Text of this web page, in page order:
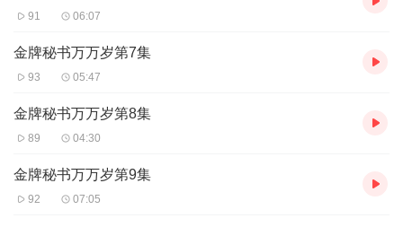
91 06:07
金牌秘书万万岁第7集
93 05:47
金牌秘书万万岁第8集
89 04:30
金牌秘书万万岁第9集
92 07:05